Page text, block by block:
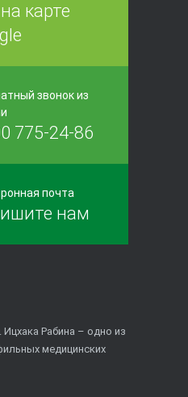
карте
звонок из
775-24-86
почта
нам
Рабина – одно из
медицинских